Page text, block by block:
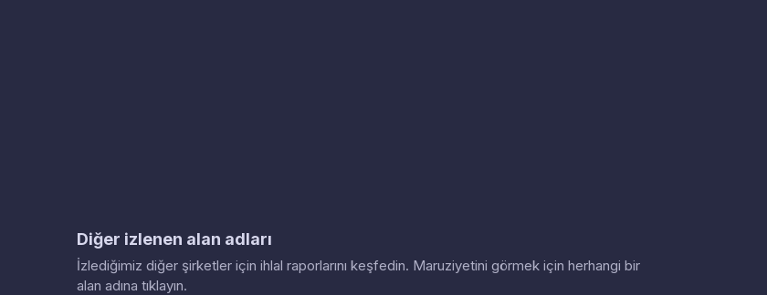
Diğer izlenen alan adları
İzlediğimiz diğer şirketler için ihlal raporlarını keşfedin. Maruziyetini görmek için herhangi bir
alan adına tıklayın.